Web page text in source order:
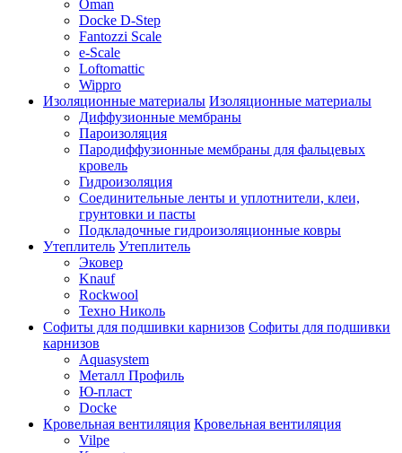
Oman
Docke D-Step
Fantozzi Scale
e-Scale
Loftomattic
Wippro
Изоляционные материалы Изоляционные материалы
Диффузионные мембраны
Пароизоляция
Пародиффузионные мембраны для фальцевых
кровель
Гидроизоляция
Соединительные ленты и уплотнители, клеи,
грунтовки и пасты
Подкладочные гидроизоляционные ковры
Утеплитель Утеплитель
Эковер
Knauf
Rockwool
Техно Николь
Софиты для подшивки карнизов Софиты для подшивки
карнизов
Aquasystem
Металл Профиль
Ю-пласт
Docke
Кровельная вентиляция Кровельная вентиляция
Vilpe